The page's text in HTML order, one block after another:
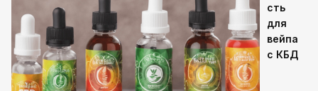
сть
для
вейпа
с КБД